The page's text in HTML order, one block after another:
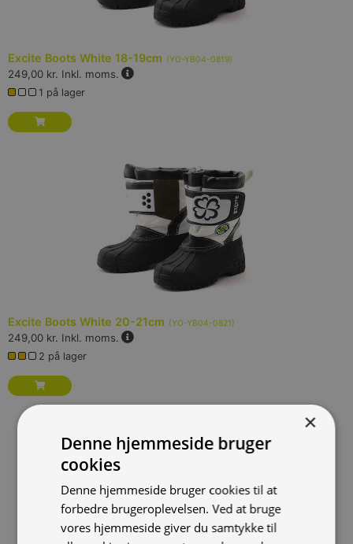
Excite Boots White 18-19cm (YO-YB04-0819)
249,00 kr. Inkl. moms.
1 på lager
Excite Boots White 20-21cm (YO-YB04-0821)
249,00 kr. Inkl. moms.
2 på lager
×
Denne hjemmeside bruger
cookies
Denne hjemmeside bruger cookies til at
forbedre brugeroplevelsen. Ved at bruge
vores hjemmeside giver du samtykke til